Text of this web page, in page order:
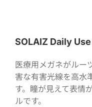
SOLAIZ Daily Use
医療用メガネがルー
害な有害光線を高水
す。瞳が見えて表情
ルです。